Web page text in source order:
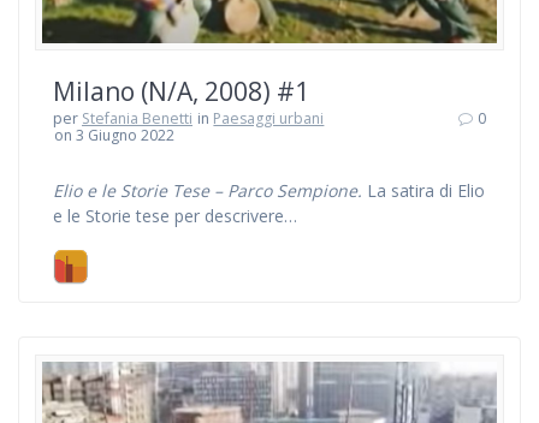
Milano (N/A, 2008) #1
per Stefania Benetti in Paesaggi urbani
on 3 Giugno 2022
0
Elio e le Storie Tese – Parco Sempione. La satira di Elio
e le Storie tese per descrivere…